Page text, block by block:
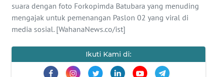
suara dengan foto Forkopimda Batubara yang menuding
mengajak untuk pemenangan Paslon 02 yang viral di
media sosial. [WahanaNews.co/ist]
Ikuti Kami di:
REDAKSI
KARIR
DISCLAIMER